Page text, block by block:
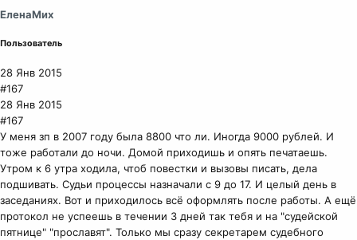
ЕленаМих
Пользователь
28 Янв 2015
#167
28 Янв 2015
#167
У меня зп в 2007 году была 8800 что ли. Иногда 9000 рублей. И
тоже работали до ночи. Домой приходишь и опять печатаешь.
Утром к 6 утра ходила, чтоб повестки и вызовы писать, дела
подшивать. Судьи процессы назначали с 9 до 17. И целый день в
заседаниях. Вот и приходилось всё оформлять после работы. А ещё
протокол не успеешь в течении 3 дней так тебя и на "судейской
пятнице" "прославят". Только мы сразу секретарем судебного